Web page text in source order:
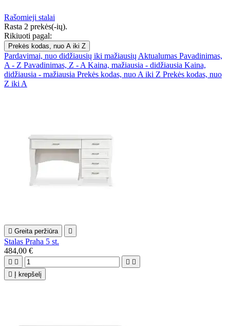
Rašomieji stalai
Rasta 2 prekės(-ių).
Rikiuoti pagal:
Prekės kodas, nuo A iki Z
Pardavimai, nuo didžiausių iki mažiausių Aktualumas Pavadinimas,
A - Z Pavadinimas, Z - A Kaina, mažiausia - didžiausia Kaina,
didžiausia - mažiausia Prekės kodas, nuo A iki Z Prekės kodas, nuo
Z iki A
 Greita peržiūra 
Stalas Praha 5 st.
484,00 €
   

Į krepšelį